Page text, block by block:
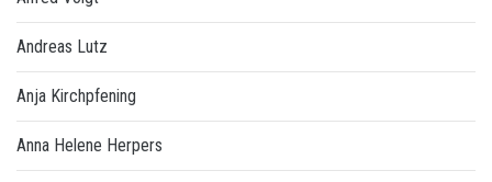
Andreas Lutz
Anja Kirchpfening
Anna Helene Herpers